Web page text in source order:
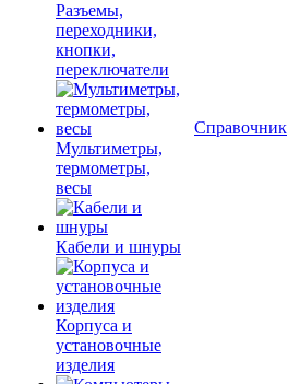
Разъемы,
переходники,
кнопки,
переключатели
Мультиметры,
термометры,
весы
Кабели и шнуры
Корпуса и
установочные
изделия
Справочник